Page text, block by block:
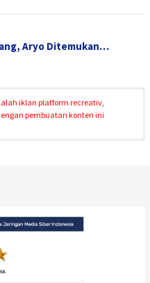
Aryo Ditemukan…
iklan platform recreativ,
pembuatan konten ini